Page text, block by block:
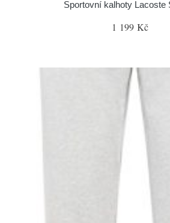
Sportovní kalhoty Lacoste
1 199 Kč